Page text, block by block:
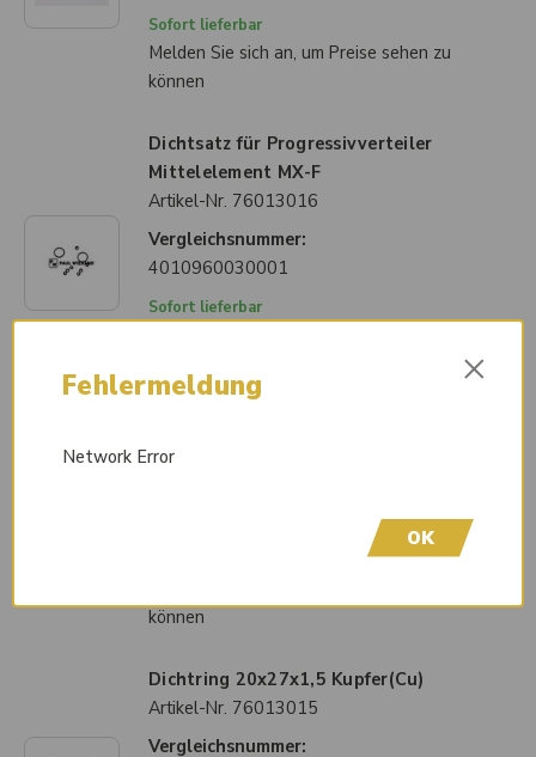
Sofort lieferbar
Melden Sie sich an, um Preise sehen zu
können
Dichtsatz für Progressivverteiler
Mittelelement MX-F
Artikel-Nr. 76013016
Vergleichsnummer:
4010960030001
Sofort lieferbar
Artikel-Nr.
können
Dichtring 20x27x1,5 Kupfer(Cu)
Artikel-Nr. 76013015
Vergleichsnummer:
Fehlermeldung ×
Network Error
OK